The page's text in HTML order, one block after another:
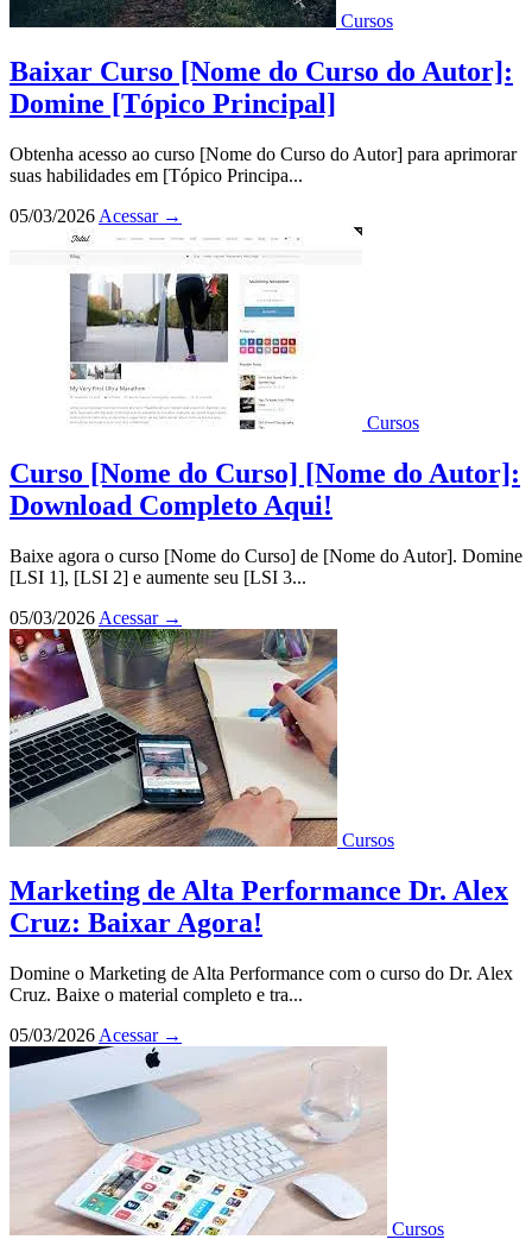
Cursos
Baixar Curso [Nome do Curso do Autor]:
Domine [Tópico Principal]
Obtenha acesso ao curso [Nome do Curso do Autor] para aprimorar
suas habilidades em [Tópico Principa...
05/03/2026 Acessar →
Cursos
Curso [Nome do Curso] [Nome do Autor]:
Download Completo Aqui!
Baixe agora o curso [Nome do Curso] de [Nome do Autor]. Domine
[LSI 1], [LSI 2] e aumente seu [LSI 3...
05/03/2026 Acessar →
Cursos
Marketing de Alta Performance Dr. Alex
Cruz: Baixar Agora!
Domine o Marketing de Alta Performance com o curso do Dr. Alex
Cruz. Baixe o material completo e tra...
05/03/2026 Acessar →
Cursos